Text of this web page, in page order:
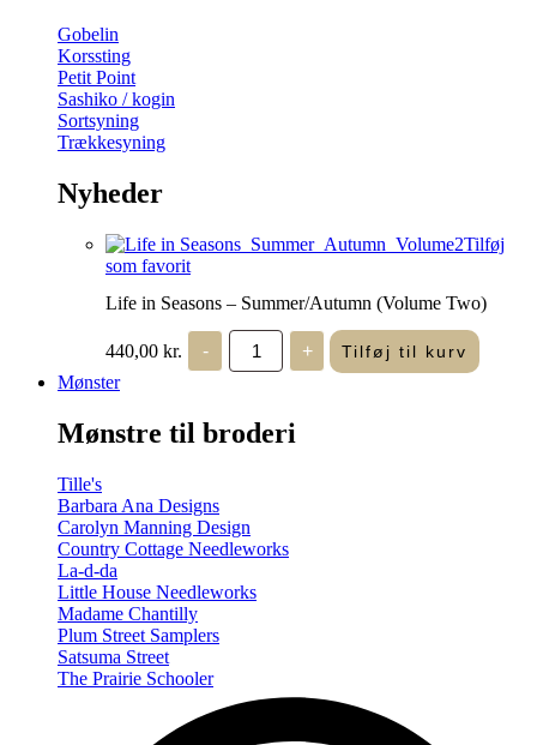
Gobelin
Korssting
Petit Point
Sashiko / kogin
Sortsyning
Trækkesyning
Nyheder
Tilføj
som favorit
Life in Seasons – Summer/Autumn (Volume Two)
440,00 kr. -
Life
Seasons
(Volume
+ Tilføj til kurv
Mønster
Mønstre til broderi
Tille's
Barbara Ana Designs
Carolyn Manning Design
Country Cottage Needleworks
La-d-da
Little House Needleworks
Madame Chantilly
Plum Street Samplers
Satsuma Street
The Prairie Schooler